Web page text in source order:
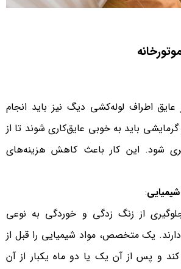
اطراف لوله‌کشی دیگ نیز باید انجام
باید به خوبی عایق‌کاری شوند تا از
شود. این کار باعث کاهش هزینه‌های
:
جلوگیری از زنگ زدگی و خوردگی به نوعی
یک متخصص، مواد شیمیایی را قبل از
و پس از آن یک یا دو ماه یکبار از آن